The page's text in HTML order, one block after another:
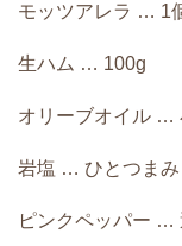
モッツアレラ … 1
生ハム … 100g
オリーブオイル …
岩塩 … ひとつまみ
ピンクペッパー …